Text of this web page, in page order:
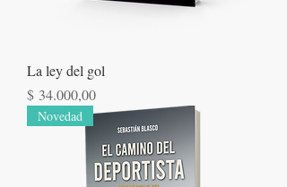
La ley del gol
Precio
$ 34.000,00
Novedad